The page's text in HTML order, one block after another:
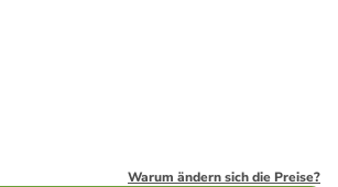
Warum ändern sich die Preise?